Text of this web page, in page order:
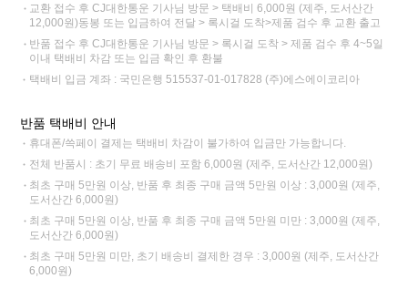
교환 접수 후 CJ대한통운 기사님 방문 > 택배비 6,000원 (제주, 도서산간
12,000원)동봉 또는 입금하여 전달 > 록시걸 도착>제품 검수 후 교환 출고
반품 접수 후 CJ대한통운 기사님 방문 > 록시걸 도착 > 제품 검수 후 4~5일
이내 택배비 차감 또는 입금 확인 후 환불
택배비 입금 계좌 : 국민은행 515537-01-017828 (주)에스에이코리아
반품 택배비 안내
휴대폰/쓱페이 결제는 택배비 차감이 불가하여 입금만 가능합니다.
전체 반품시 : 초기 무료 배송비 포함 6,000원 (제주, 도서산간 12,000원)
최초 구매 5만원 이상, 반품 후 최종 구매 금액 5만원 이상 : 3,000원 (제주,
도서산간 6,000원)
최초 구매 5만원 이상, 반품 후 최종 구매 금액 5만원 미만 : 3,000원 (제주,
도서산간 6,000원)
최초 구매 5만원 미만, 초기 배송비 결제한 경우 : 3,000원 (제주, 도서산간
6,000원)